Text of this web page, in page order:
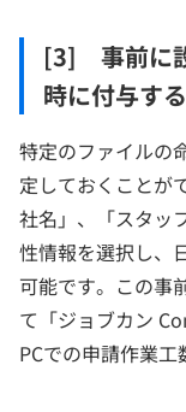
[3] 事前に
時に付与す
特定のファイルの
定しておくことが
社名」、「スタッ
性情報を選択し、
可能です。この事
て「ジョブカン
PCでの申請作業工